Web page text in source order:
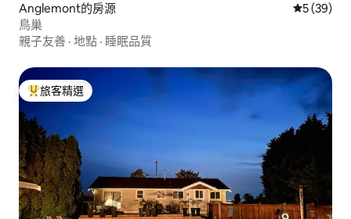
Anglemont的房源 從 39 則評
5 (39)
鳥巢
親子友善 · 地點 · 睡眠品質
旅客精選榜首
旅客精選